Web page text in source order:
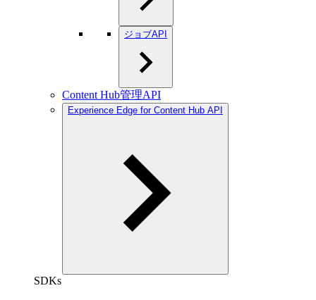
ジョブAPI
Content Hub管理API
Experience Edge for Content Hub API
SDKs